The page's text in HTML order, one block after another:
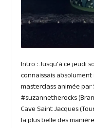
Intro : Jusqu'à ce jeudi
connaissais
masterclass animée
#suzannetherocks
Cave Saint Jacques
la plus belle des